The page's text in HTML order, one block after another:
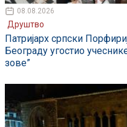
08.08.2026
Друштво
Патријарх српски
Београду угостио
зове”